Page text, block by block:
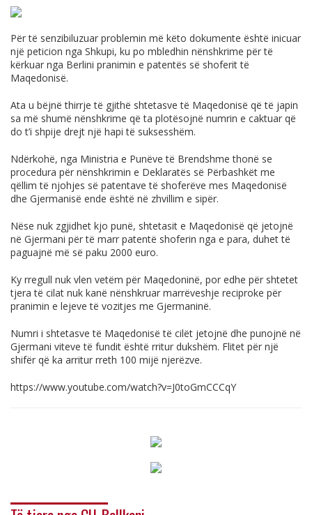
Për të senzibiluzuar problemin më këto dokumente është inicuar
një peticion nga Shkupi, ku po mbledhin nënshkrime për të
kërkuar nga Berlini pranimin e patentës së shoferit të
Maqedonisë.
Ata u bëjnë thirrje të gjithë shtetasve të Maqedonisë që të japin
sa më shumë nënshkrime që ta plotësojnë numrin e caktuar që
do t’i shpije drejt një hapi të suksesshëm.
Ndërkohë, nga Ministria e Punëve të Brendshme thonë se
procedura për nënshkrimin e Deklaratës së Përbashkët me
qëllim të njohjes së patentave të shoferëve mes Maqedonisë
dhe Gjermanisë ende është në zhvillim e sipër.
Nëse nuk zgjidhet kjo punë, shtetasit e Maqedonisë që jetojnë
në Gjermani për të marr patentë shoferin nga e para, duhet të
paguajnë më së paku 2000 euro.
Ky rregull nuk vlen vetëm për Maqedoninë, por edhe për shtetet
tjera të cilat nuk kanë nënshkruar marrëveshje reciproke për
pranimin e lejeve të vozitjes me Gjermaninë.
Numri i shtetasve të Maqedonisë të cilët jetojnë dhe punojnë në
Gjermani viteve të fundit është rritur dukshëm. Flitet për një
shifër që ka arritur rreth 100 mijë njerëzve.
https://www.youtube.com/watch?v=J0toGmCCCqY